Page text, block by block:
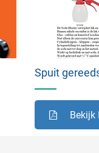
Spuit
Bekijk